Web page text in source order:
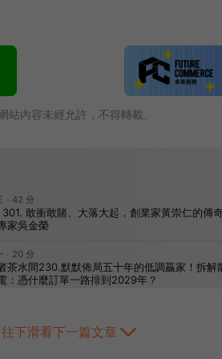
站內容未經允許，不得轉載。
往下滑看下一篇文章